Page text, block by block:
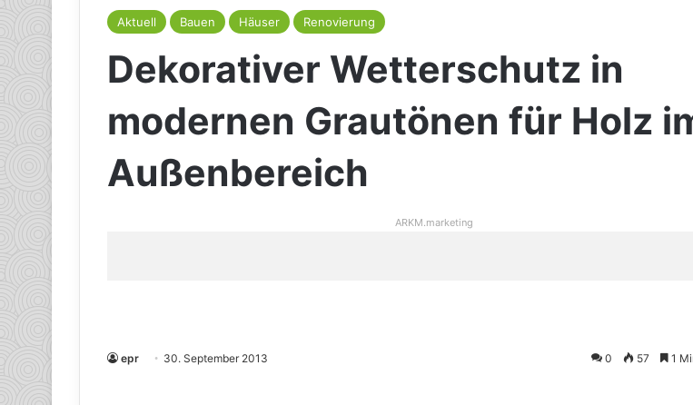
Aktuell Bauen Häuser Renovierung
Dekorativer Wetterschutz in
modernen Grautönen für Holz
Außenbereich
ARKM.marketing
epr 30. September 2013 0 57 1